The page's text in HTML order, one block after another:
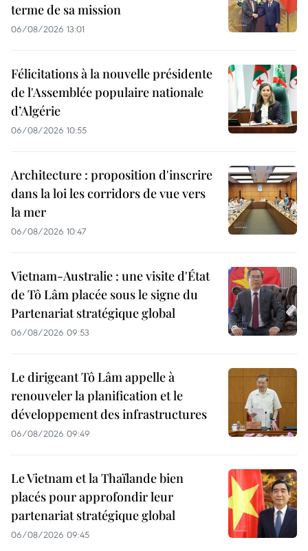
terme de sa mission
06/08/2026 13:01
Félicitations à la nouvelle présidente
de l'Assemblée populaire nationale
d’Algérie
06/08/2026 10:55
Architecture : proposition d'inscrire
dans la loi les corridors de vue vers
la mer
06/08/2026 10:47
Vietnam-Australie : une visite d'État
de Tô Lâm placée sous le signe du
Partenariat stratégique global
06/08/2026 09:53
Le dirigeant Tô Lâm appelle à
renouveler la planification et le
développement des infrastructures
06/08/2026 09:49
Le Vietnam et la Thaïlande bien
placés pour approfondir leur
partenariat stratégique global
06/08/2026 09:45